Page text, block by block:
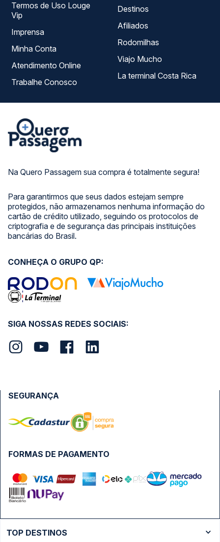
Na Quero Passagem sua compra é totalmente segura!
Para garantirmos que seus dados estejam sempre
protegidos, não armazenamos nenhuma informação do
cartão de crédito utilizado, seguindo os protocolos de
criptografia e de segurança das principais instituições
bancárias do Brasil.
Termos de Uso Louge
Vip
Imprensa
Minha Conta
Atendimento Online
Trabalhe Conosco
Destinos
Afiliados
Rodomilhas
Viajo Mucho
La terminal Costa Rica
SIGA NOSSAS REDES SOCIAIS:
CONHEÇA O GRUPO QP:
FORMAS DE PAGAMENTO
SEGURANÇA
TOP DESTINOS